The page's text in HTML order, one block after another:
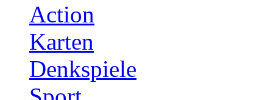
Action
Karten
Denkspiele